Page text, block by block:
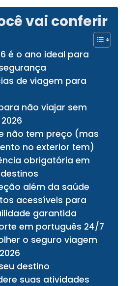
vai conferir
é o ano ideal para
de viagem para
não viajar sem
não tem preço (mas
no exterior tem)
obrigatória em
além da saúde
acessíveis para
garantida
em português 24/7
o seguro viagem
destino
suas atividades